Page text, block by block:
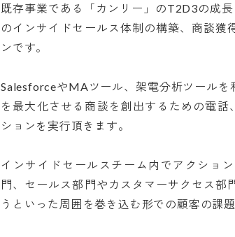
既存事業である「カンリー」のT2D3の成
のインサイドセールス体制の構築、商談獲
ンです。
SalesforceやMAツール、架電分析ツールを
を最大化させる商談を創出するための電
ションを実行頂きます。
インサイドセールスチーム内でアクショ
門、セールス部門やカスタマーサクセス部
うといった周囲を巻き込む形での顧客の課